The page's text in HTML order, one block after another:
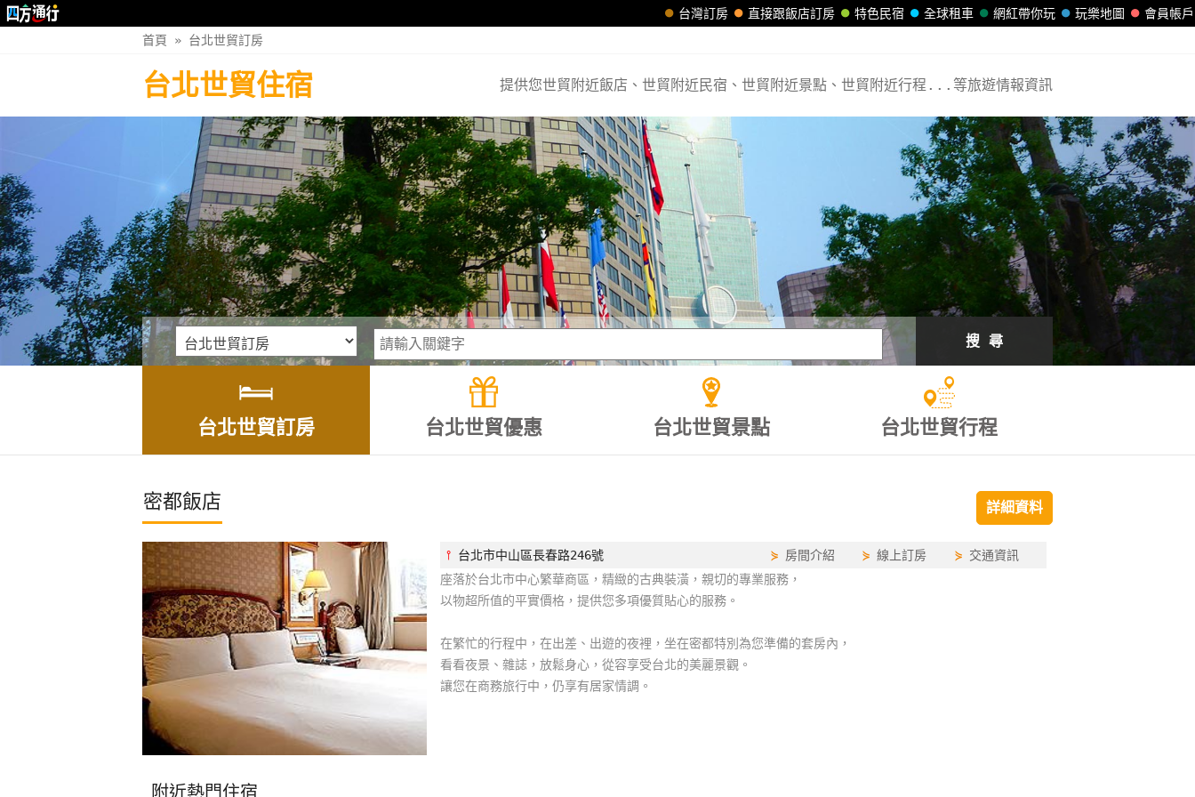
會員帳戶
玩樂地圖
網紅帶你玩
全球租車
特色民宿
直接跟飯店訂房
台灣訂房
首頁 » 台北世貿訂房
台北世貿住宿 提供您世貿附近飯店、世貿附近民宿、世貿附近景點、世貿附近行程...等旅遊情報資訊
搜 尋
台北世貿訂房 台北世貿優惠 台北世貿景點 台北世貿行程
密都飯店 詳細資料
⫯ 台北市中山區長春路246號 ⋟ 房間介紹 ⋟線上訂房 ⋟ 交通資訊
座落於台北市中心繁華商區，精緻的古典裝潢，親切的專業服務，
以物超所值的平實價格，提供您多項優質貼心的服務。
在繁忙的行程中，在出差、出遊的夜裡，坐在密都特別為您準備的套房內，
看看夜景、雜誌，放鬆身心，從容享受台北的美麗景觀。
讓您在商務旅行中，仍享有居家情調。
附近熱門住宿